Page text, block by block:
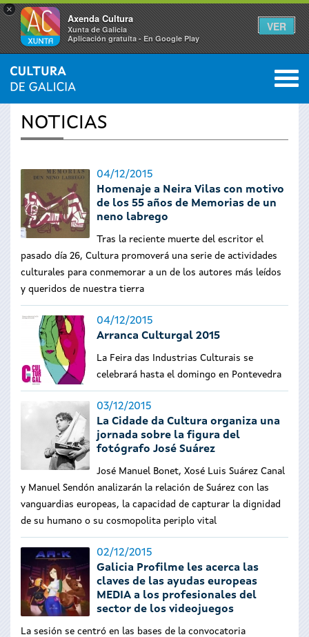
×
Axenda Cultura
Xunta de Galicia
Aplicación gratuíta - En Google Play
VER
Se
encuentra
usted
aquí
INICIO › ACTUALIDAD 0
NOTICIAS
04/12/2015
Homenaje a Neira Vilas con motivo
de los 55 años de Memorias de un
neno labrego
Tras la reciente muerte del escritor el
pasado día 26, Cultura promoverá una serie de actividades
culturales para conmemorar a un de los autores más leídos
y queridos de nuestra tierra
04/12/2015
Arranca Culturgal 2015
La Feira das Industrias Culturais se
celebrará hasta el domingo en Pontevedra
03/12/2015
La Cidade da Cultura organiza una
jornada sobre la figura del
fotógrafo José Suárez
José Manuel Bonet, Xosé Luis Suárez Canal
y Manuel Sendón analizarán la relación de Suárez con las
vanguardias europeas, la capacidad de capturar la dignidad
de su humano o su cosmopolita periplo vital
02/12/2015
Galicia Profilme les acerca las
claves de las ayudas europeas
MEDIA a los profesionales del
sector de los videojuegos
La sesión se centró en las bases de la convocatoria